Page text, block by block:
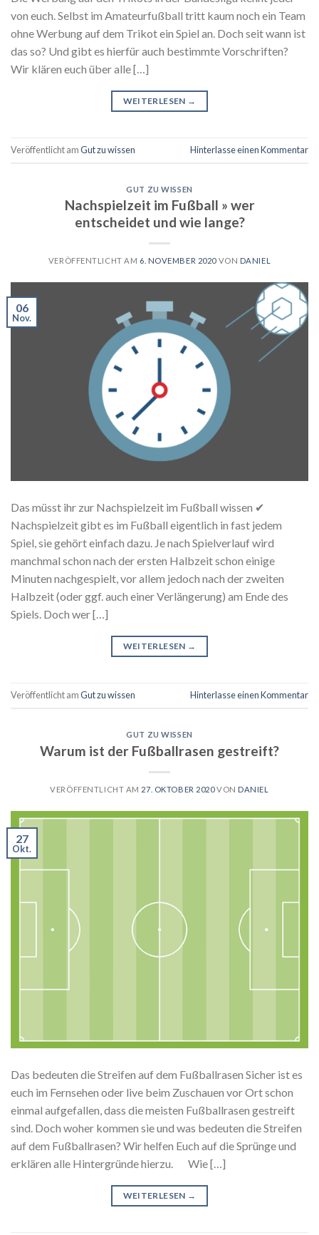
von euch. Selbst im Amateurfußball tritt kaum noch ein Team
ohne Werbung auf dem Trikot ein Spiel an. Doch seit wann ist
das so? Und gibt es hierfür auch bestimmte Vorschriften?
Wir klären euch über alle […]
WEITERLESEN →
Veröffentlicht amGut zu wissen Hinterlasse einen Kommentar
GUT ZU WISSEN
Nachspielzeit im Fußball » wer
entscheidet und wie lange?
VERÖFFENTLICHT AM 6. NOVEMBER 2020 VON DANIEL
06
Nov.
Das müsst ihr zur Nachspielzeit im Fußball wissen ✔
Nachspielzeit gibt es im Fußball eigentlich in fast jedem
Spiel, sie gehört einfach dazu. Je nach Spielverlauf wird
manchmal schon nach der ersten Halbzeit schon einige
Minuten nachgespielt, vor allem jedoch nach der zweiten
Halbzeit (oder ggf. auch einer Verlängerung) am Ende des
Spiels. Doch wer […]
WEITERLESEN →
Veröffentlicht amGut zu wissen Hinterlasse einen Kommentar
GUT ZU WISSEN
Warum ist der Fußballrasen gestreift?
VERÖFFENTLICHT AM 27. OKTOBER 2020VON DANIEL
27
Okt.
Das bedeuten die Streifen auf dem Fußballrasen Sicher ist es
euch im Fernsehen oder live beim Zuschauen vor Ort schon
einmal aufgefallen, dass die meisten Fußballrasen gestreift
sind. Doch woher kommen sie und was bedeuten die Streifen
auf dem Fußballrasen? Wir helfen Euch auf die Sprünge und
erklären alle Hintergründe hierzu. Wie […]
WEITERLESEN →